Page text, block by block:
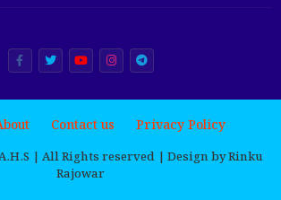
| All Rights reserved | Design by Rinku
Rajowar
Contact us Privacy Policy